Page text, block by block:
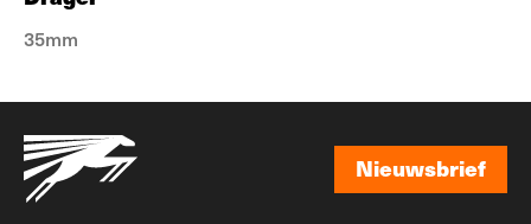
35mm
Nieuwsbrief